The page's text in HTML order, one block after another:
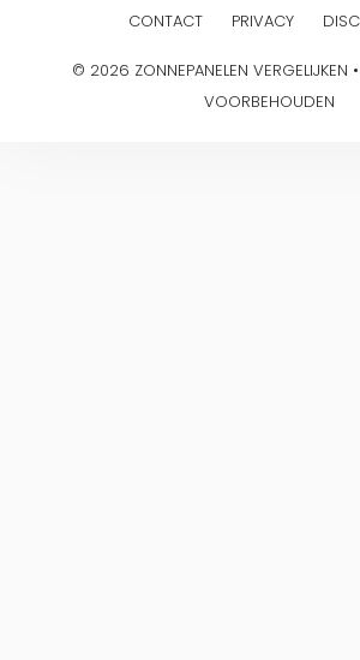
CONTACT PRIVACY
© 2026 ZONNEPANELEN VERGELIJKEN •
VOORBEHOUDEN